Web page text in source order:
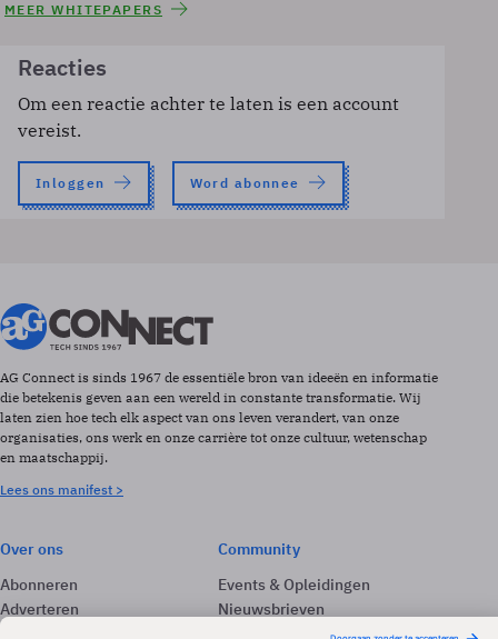
MEER WHITEPAPERS
Reacties
Om een reactie achter te laten is een account
vereist.
Inloggen Word abonnee
AG Connect is sinds 1967 de essentiële bron van ideeën en informatie
die betekenis geven aan een wereld in constante transformatie. Wij
laten zien hoe tech elk aspect van ons leven verandert, van onze
organisaties, ons werk en onze carrière tot onze cultuur, wetenschap
en maatschappij.
Lees ons manifest >
Over ons
Abonneren
Adverteren
Community
Events & Opleidingen
Nieuwsbrieven